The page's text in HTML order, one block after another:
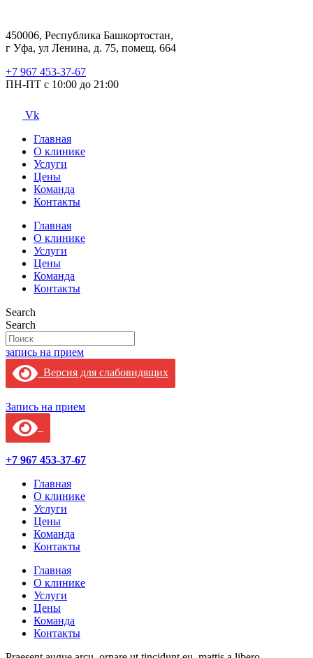
450006, Республика Башкортостан,
г Уфа, ул Ленина, д. 75, помещ. 664
+7 967 453-37-67
ПН-ПТ с 10:00 до 21:00
Vk
Главная
О клинике
Услуги
Цены
Команда
Контакты
Главная
О клинике
Услуги
Цены
Команда
Контакты
Search
Search
запись на прием
Версия для слабовидящих
Запись на прием
+7 967 453-37-67
Главная
О клинике
Услуги
Цены
Команда
Контакты
Главная
О клинике
Услуги
Цены
Команда
Контакты